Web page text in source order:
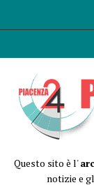
Questo sito è l'
notizie e